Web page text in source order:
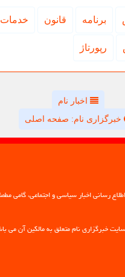
برنامه قانون خدمات
رپورتاژ
اخبار نام
خبرگزاری نام: صفحه اصلی